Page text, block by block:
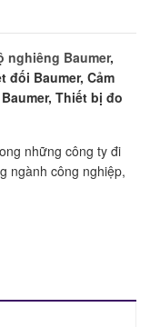
nghiêng Baumer,
đối Baumer, Cảm
Thiết bị đo
những công ty đi
ngành công nghiệp,